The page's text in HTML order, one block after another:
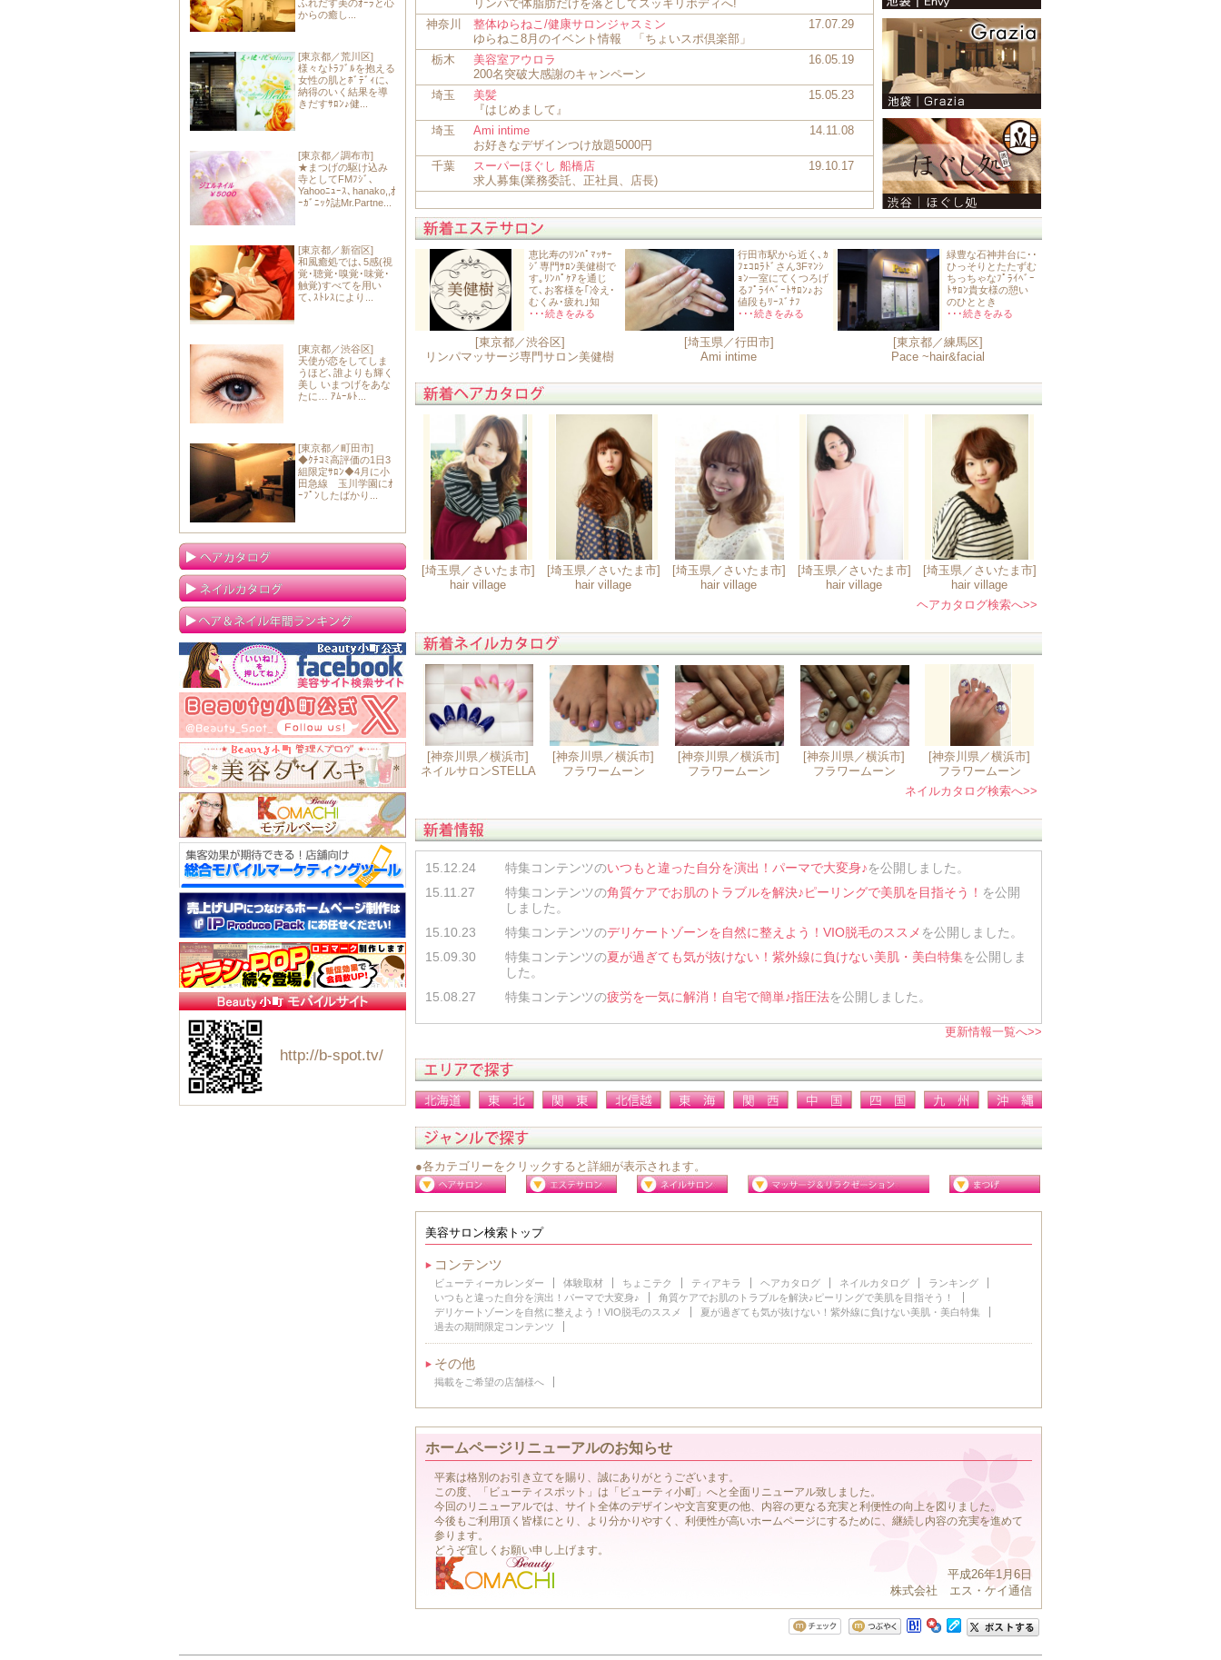
リンパで体脂肪だけを落としてスッキリボディへ!
神奈川
整体ゆらねこ/健康サロンジャスミン
ゆらねこ8月のイベント情報 「ちょいスポ倶楽部」
17.07.29
栃木
美容室アウロラ
200名突破大感謝のキャンペーン
16.05.19
埼玉
美髪
『はじめまして』
15.05.23
埼玉
Ami intime
お好きなデザインつけ放題5000円
14.11.08
千葉
スーパーほぐし 船橋店
求人募集(業務委託、正社員、店長)
19.10.17
恵比寿のﾘﾝﾊﾟﾏｯｻｰ
ｼﾞ専門ｻﾛﾝ美健樹で
す｡ﾘﾝﾊﾟｹｱを通じ
て､お客様を｢冷え･
むくみ･疲れ｣知
･･･続きをみる
[東京都／渋谷区]
リンパマッサージ専門サロン美健樹
行田市駅から近く､ｶ
ﾌｪｺﾛﾗﾄﾞさん3Fﾏﾝｼ
ｮﾝ一室にてくつろげ
るﾌﾟﾗｲﾍﾞｰﾄｻﾛﾝ♪お
値段もﾘｰｽﾞﾅﾌ
･･･続きをみる
[埼玉県／行田市]
Ami intime
緑豊な石神井台に･･
ひっそりとたたずむ
ちっちゃなﾌﾟﾗｲﾍﾞｰ
ﾄｻﾛﾝ貴女様の憩い
のひととき
･･･続きをみる
[東京都／練馬区]
Pace ~hair&facial
[埼玉県／さいたま市]
hair village
[埼玉県／さいたま市]
hair village
[埼玉県／さいたま市]
hair village
[埼玉県／さいたま市]
hair village
[埼玉県／さいたま市]
hair village
ヘアカタログ検索へ>>
[神奈川県／横浜市]
ネイルサロンSTELLA
[神奈川県／横浜市]
フラワームーン
[神奈川県／横浜市]
フラワームーン
[神奈川県／横浜市]
フラワームーン
[神奈川県／横浜市]
フラワームーン
ネイルカタログ検索へ>>
15.12.24 特集コンテンツのいつもと違った自分を演出！パーマで大変身♪を公開しました。
15.11.27
特集コンテンツの角質ケアでお肌のトラブルを解決♪ピーリングで美肌を目指そう！ を公開
しました。
15.10.23
特集コンテンツのデリケートゾーンを自然に整えよう！VIO脱毛のススメ を公開しました。
15.09.30
特集コンテンツの夏が過ぎても気が抜けない！紫外線に負けない美肌・美白特集を公開しま
した。
15.08.27
特集コンテンツの疲労を一気に解消！自宅で簡単♪指圧法を公開しました。
更新情報一覧へ>>
●各カテゴリーをクリックすると詳細が表示されます。
美容サロン検索トップ
コンテンツ
ビューティーカレンダー 体験取材 ちょこテク ティアキラ ヘアカタログ ネイルカタログ
ランキング
いつもと違った自分を演出！パーマで大変身♪
角質ケアでお肌のトラブルを解決♪ピーリングで美肌を目指そう！
デリケートゾーンを自然に整えよう！VIO脱毛のススメ
夏が過ぎても気が抜けない！紫外線に負けない美肌・美白特集
過去の期間限定コンテンツ
その他
掲載をご希望の店舗様へ
ホームページリニューアルのお知らせ
平素は格別のお引き立てを賜り、誠にありがとうございます。
この度、「ビューティスポット」は「ビューティ小町」へと全面リニューアル致しました。
今回のリニューアルでは、サイト全体のデザインや文言変更の他、内容の更なる充実と利便性の向上を図りました。
今後もご利用頂く皆様にとり、より分かりやすく、利便性が高いホームページにするために、継続し内容の充実を進めて
参ります。
どうぞ宜しくお願い申し上げます。
平成26年1月6日
株式会社 エス・ケイ通信
ふれだす美のｵｰﾗと心
からの癒し...
[東京都／荒川区]
様々なﾄﾗﾌﾞﾙを抱える
女性の肌とﾎﾞﾃﾞｨに､
納得のいく結果を導
きだすｻﾛﾝ♪健...
[東京都／調布市]
★まつげの駆け込み
寺としてFMﾌｼﾞ､
Yahooﾆｭｰｽ､hanako,,ｵ
ｰｶﾞﾆｯｸ誌Mr.Partne...
[東京都／新宿区]
和風癒処では､5感(視
覚･聴覚･嗅覚･味覚･
触覚)すべてを用い
て､ｽﾄﾚｽにより...
[東京都／渋谷区]
天使が恋をしてしま
うほど､誰よりも輝く
美し いまつげをあな
たに… ｱﾑｰﾙﾄ...
[東京都／町田市]
◆ｸﾁｺﾐ高評価の1日3
組限定ｻﾛﾝ◆4月に小
田急線 玉川学園にｵ
ｰﾌﾟﾝしたばかり...
http://b-spot.tv/